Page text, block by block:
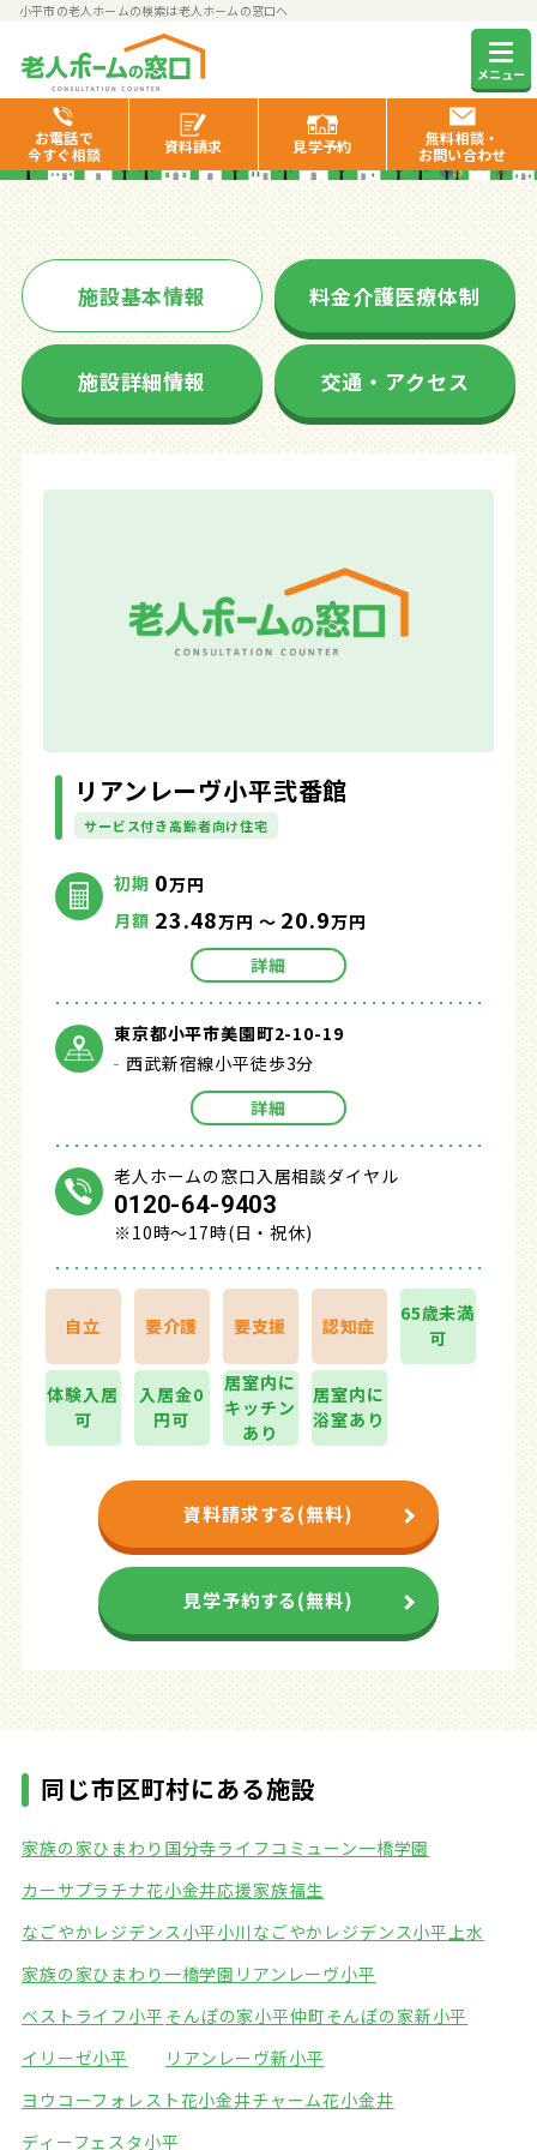
小平市の老人ホームの検索は老人ホームの窓口へ
メニュー
お電話で
今すぐ相談
資料請求 見学予約
無料相談・
お問い合わせ
リアンレーヴ小平弐番館
施設基本情報 料金介護医療体制
施設詳細情報 交通・アクセス
リアンレーヴ小平弐番館
サービス付き高齢者向け住宅
初期 0万円
月額 23.48万円 ～ 20.9万円
詳細
東京都小平市美園町2-10-19
西武新宿線小平徒歩3分
詳細
老人ホームの窓口入居相談ダイヤル
0120-64-9403
※10時～17時(日・祝休)
自立 要介護 要支援 認知症
65歳未満
可
体験入居
可
入居金0
円可
居室内に
キッチン
あり
居室内に
浴室あり
資料請求する(無料)
見学予約する(無料)
同じ市区町村にある施設
家族の家ひまわり国分寺ライフコミューン一橋学園
カーサプラチナ花小金井応援家族福生
なごやかレジデンス小平小川 なごやかレジデンス小平上水
家族の家ひまわり一橋学園 リアンレーヴ小平
ベストライフ小平 そんぽの家小平仲町そんぽの家新小平
イリーゼ小平
リアンレーヴ新小平
ヨウコーフォレスト花小金井チャーム花小金井
ディーフェスタ小平